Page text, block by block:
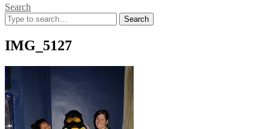
Search
Search
for:
IMG_5127